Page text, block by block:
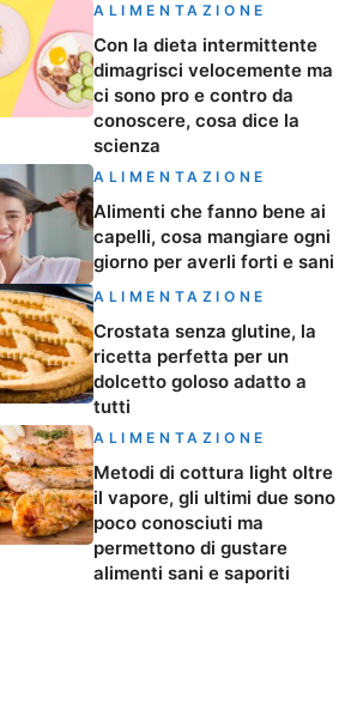
ALIMENTAZIONE
Con la dieta intermittente
dimagrisci velocemente ma
ci sono pro e contro da
conoscere, cosa dice la
scienza
ALIMENTAZIONE
Alimenti che fanno bene ai
capelli, cosa mangiare ogni
giorno per averli forti e sani
ALIMENTAZIONE
Crostata senza glutine, la
ricetta perfetta per un
dolcetto goloso adatto a
tutti
ALIMENTAZIONE
Metodi di cottura light oltre
il vapore, gli ultimi due sono
poco conosciuti ma
permettono di gustare
alimenti sani e saporiti